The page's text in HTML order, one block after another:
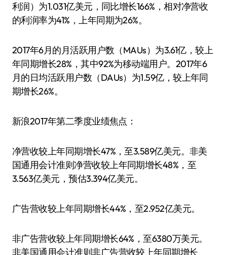
利润）为1.031亿美元，同比增长166%，相对净营收
的利润率为41%，上年同期为26%。
2017年6月的月活跃用户数（MAUs）为3.61亿，较上
年同期增长28%，其中92%为移动端用户。2017年6
月的日均活跃用户数（DAUs）为1.59亿，较上年同
期增长26%。
新浪2017年第二季度业绩焦点：
净营收较上年同期增长47%，至3.589亿美元。非美
国通用会计准则净营收较上年同期增长48%，至
3.563亿美元，预估3.394亿美元。
广告营收较上年同期增长44%，至2.952亿美元。
非广告营收较上年同期增长64%，至6380万美元。
非美国通用会计准则非广告营收较上年同期增长